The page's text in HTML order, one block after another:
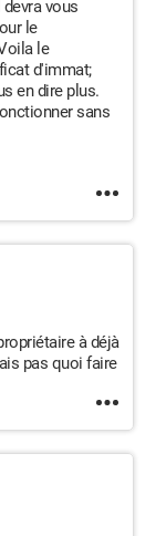
vous
le
le
d'immat;
en dire plus.
sans
à déjà
pas quoi faire